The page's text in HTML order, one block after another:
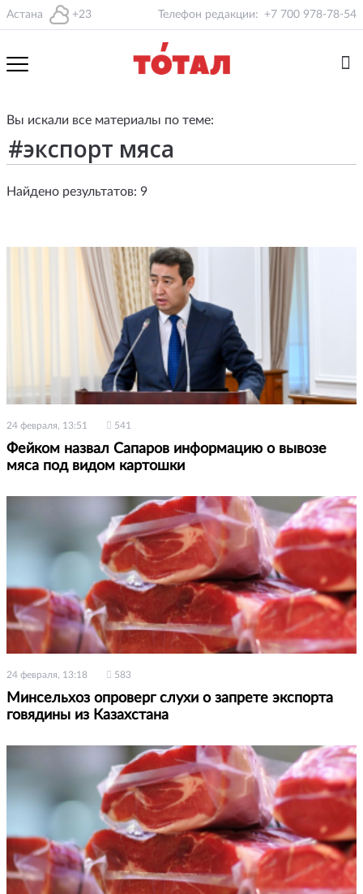
Астана +23 Телефон редакции: +7 700 978-78-54
Вы искали все материалы по теме:
Найдено результатов: 9
24 февраля, 13:51 541
Фейком назвал Сапаров информацию о вывозе
мяса под видом картошки
24 февраля, 13:18 583
Минсельхоз опроверг слухи о запрете экспорта
говядины из Казахстана